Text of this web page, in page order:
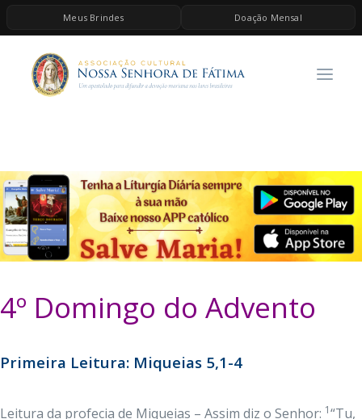
Meus Brindes Doação Mensal
HOME
A ASSOCIAÇÃO
AS MELHORES MÚSICAS CATÓLICAS
BRINDES
QUERO DOAR
4º Domingo do Advento
Primeira Leitura: Miqueias 5,1-4
Leitura da profecia de Miqueias – Assim diz o Senhor: 1“Tu,